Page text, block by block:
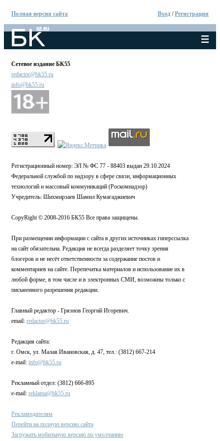
Полная версия сайта Вход /Регистрация
Сетевое издание БК55
redactor@bk55.ru
info@bk55.ru
Регистрационный номер: ЭЛ № ФС 77 - 88403 выдан 29.10.2024
Федеральной службой по надзору в сфере связи, информационных
технологий и массовый коммуникаций (Роскомнадзор)
Учредитель: Шихмирзаев Шамил Кумагаджиевич
CopyRight © 2008-2016 БК55 Все права защищены.
При размещении информации с сайта в других источниках гиперссылка
на сайт обязательна. Редакция не всегда разделяет точку зрения
блогеров и не несёт ответственности за содержание постов и
комментариев на сайте. Перепечатка материалов и использование их в
любой форме, в том числе и в электронных СМИ, возможны только с
письменного разрешения редакции.
Главный редактор - Грязнов Георгий Игоревич.
email: redactor@bk55.ru
Редакция сайта:
г. Омск, ул. Малая Ивановская, д. 47, тел.: (3812) 667-214
e-mail: info@bk55.ru
Рекламный отдел: (3812) 666-895
e-mail: reklama@bk55.ru
Рекламодателям
Перейти на полную версию сайта
Загружать мобильную версию по умолчанию